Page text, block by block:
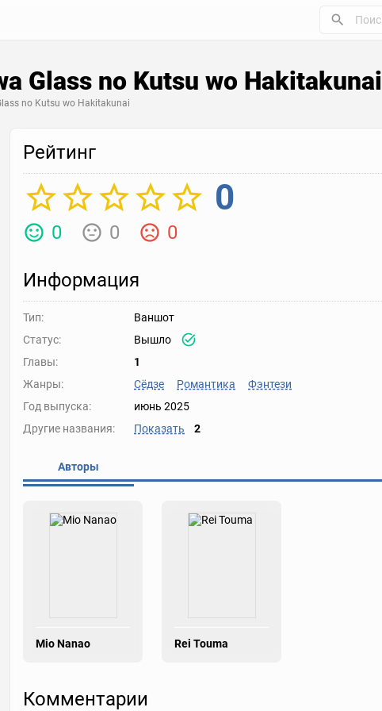
Glass no Kutsu wo Hakitakunai
no Kutsu wo Hakitakunai
Рейтинг
0
0 0 0
Информация
Тип:
Ваншот
Статус:
Вышло
Главы:
1
Жанры:
Сёдзе Романтика
Фэнтези
Год выпуска:
июнь 2025
Другие названия:
Показать 2
Авторы
Mio Nanao Rei Touma
Комментарии